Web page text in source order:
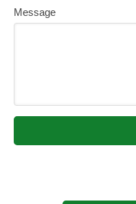
Message